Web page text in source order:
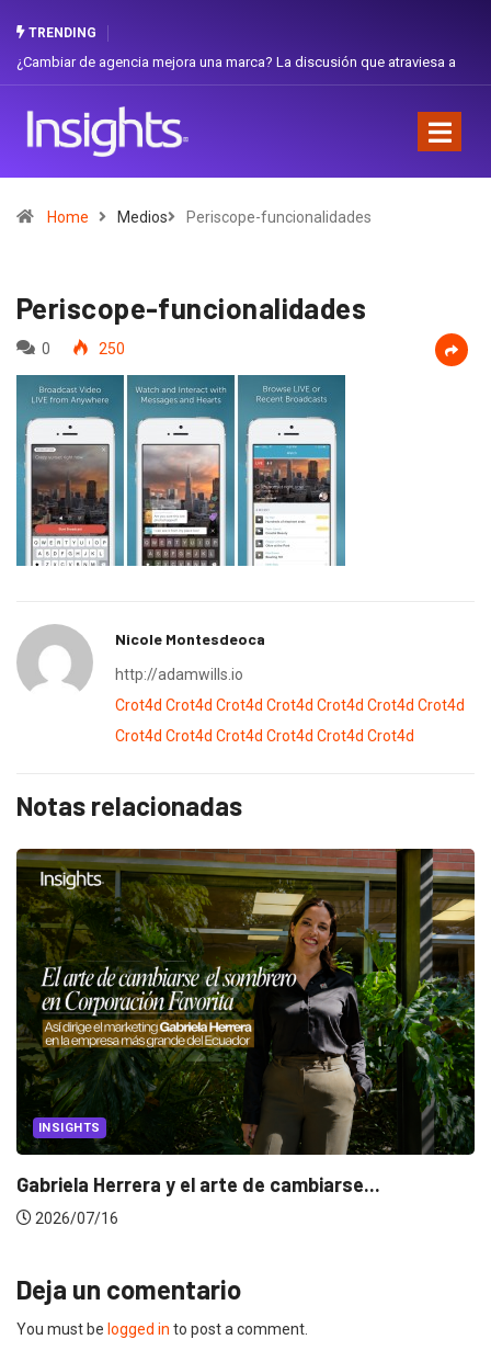
TRENDING
mejora una marca? La discusión que atraviesa a
Gabriela Herrera
Home Medios Periscope-funcionalidades
Periscope-funcionalidades
0 250
Nicole Montesdeoca
http://adamwills.io
Crot4d Crot4d Crot4d Crot4d Crot4d Crot4d Crot4d
Crot4d Crot4d Crot4d Crot4d Crot4d Crot4d
Notas relacionadas
INSIGHTS
Gabriela Herrera y el arte de cambiarse...
2026/07/16
Deja un comentario
You must be logged in to post a comment.